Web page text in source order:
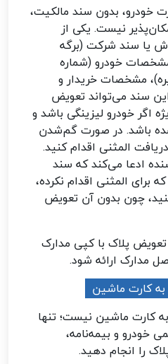
خودرو، بدون سند مالکیت،
نیست. یکی از
یا سند شرکت (برگه
خودرو (شماره
مشخصات خریدار و
سند می‌تواند تعویض
اگر خودرو لیزینگی باشد و
باشد. در صورت گم‌شدن
المثنی اقدام کنید.
ادعا می‌کند که سند
برای المثنی اقدام نکرده،
چون بدون آن تعویض
پلاک با کپی مدارک
مدارک ارائه شود.
کارت ماشین نیست؛ تنها
خودرو و بیمه‌نامه،
را انجام دهید.